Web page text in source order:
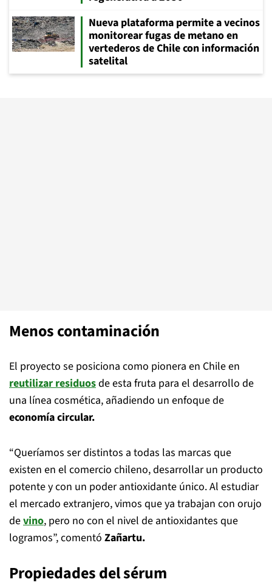
Nueva plataforma permite a vecinos
monitorear fugas de metano en
vertederos de Chile con información
satelital
Menos contaminación
El proyecto se posiciona como pionera en Chile en
reutilizar residuosde esta fruta para el desarrollo de
una línea cosmética, añadiendo un enfoque de
economía circular.
“Queríamos ser distintos a todas las marcas que
existen en el comercio chileno, desarrollar un producto
potente y con un poder antioxidante único. Al estudiar
el mercado extranjero, vimos que ya trabajan con orujo
devino, pero no con el nivel de antioxidantes que
logramos”, comentó Zañartu.
Propiedades del sérum